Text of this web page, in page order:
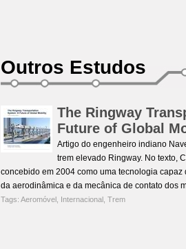
Outros Estudos
The Ringway
Future of Global
Artigo do engenheiro indiano
trem elevado Ringway. No texto,
concebido em 2004 como uma tecnologia
da aerodinâmica e da mecânica de contato dos
Tags: Aeromóvel Internacional Trem